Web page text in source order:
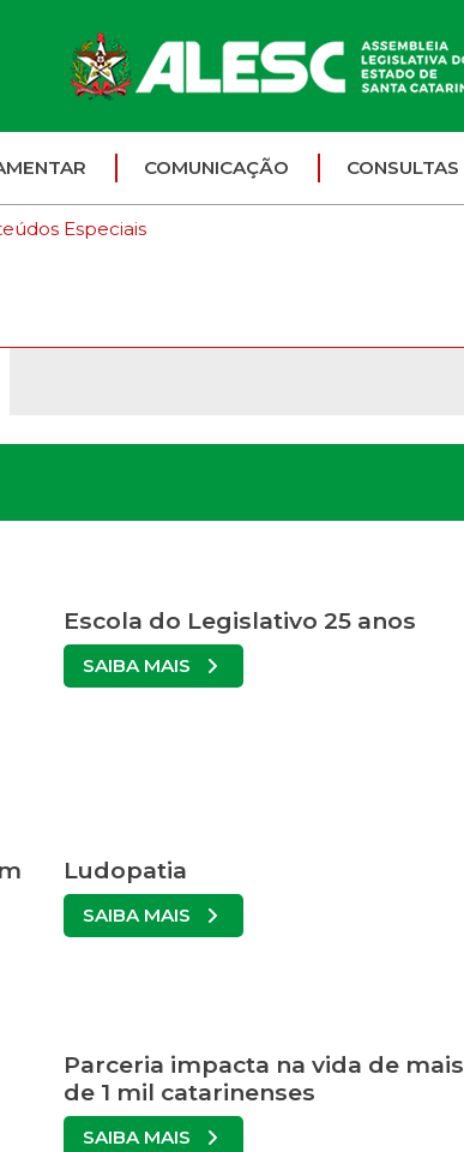
COMUNICAÇÃO CONSULTAS
Especiais
Escola do Legislativo 25 anos
SAIBA MAIS
Ludopatia
SAIBA MAIS
Parceria impacta na vida de mais
de 1 mil catarinenses
SAIBA MAIS